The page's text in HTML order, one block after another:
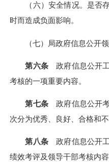
（六）安全情况。是否存
时而造成负面影响。
（七）局政府信息公开领
第六条
政府信息公开
考核的一项重要内容。
第七条政府信息公开考
次分为优秀、良好、合格和不
第八条政府信息公开工
绩效考评及领导干部考核内容